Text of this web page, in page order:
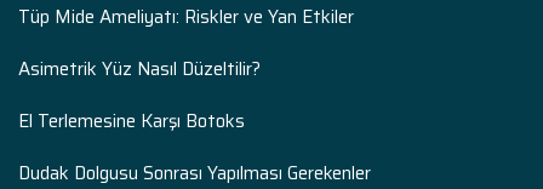
Tüp Mide Ameliyatı: Riskler ve Yan Etkiler
Asimetrik Yüz Nasıl Düzeltilir?
El Terlemesine Karşı Botoks
Dudak Dolgusu Sonrası Yapılması Gerekenler